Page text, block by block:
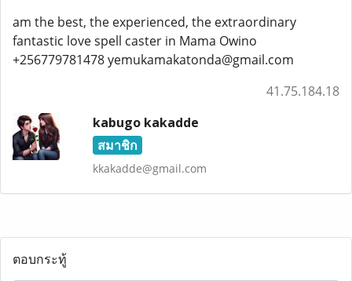
am the best, the experienced, the extraordinary
fantastic love spell caster in Mama Owino
+256779781478 yemukamakatonda@gmail.com
41.75.184.18
kabugo kakadde
สมาชิก
kkakadde@gmail.com
ตอบกระทู้